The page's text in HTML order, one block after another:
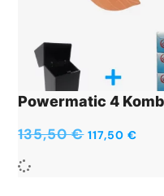
Powermatic 4
135,50€ 117,50€